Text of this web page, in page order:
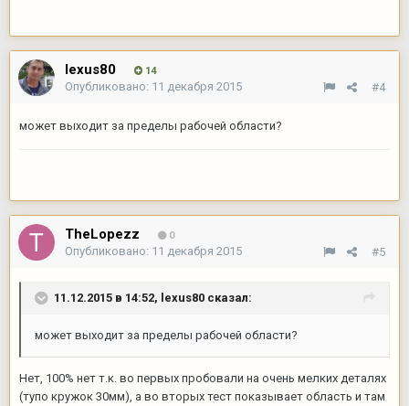
lexus80 14
#4
Опубликовано: 11 декабря 2015
может выходит за пределы рабочей области?
TheLopezz 0
#5
Опубликовано: 11 декабря 2015
11.12.2015 в 14:52, lexus80 сказал:
может выходит за пределы рабочей области?
Нет, 100% нет т.к. во первых пробовали на очень мелких деталях
(тупо кружок 30мм), а во вторых тест показывает область и там